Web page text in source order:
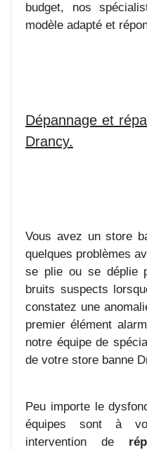
budget, nos
modèle adapté et
Dépannage et
Drancy.
Vous avez un store
quelques problèmes
se plie ou se déplie
bruits suspects
constatez une
premier élément
notre équipe de
de votre store banne
Peu importe le
équipes sont à
intervention de